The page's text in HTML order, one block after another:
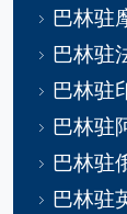
巴林驻
巴林驻
巴林驻
巴林驻
巴林驻
巴林驻